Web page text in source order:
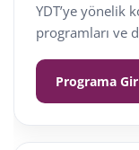
YDT’ye yönelik
programları ve
Programa Gir